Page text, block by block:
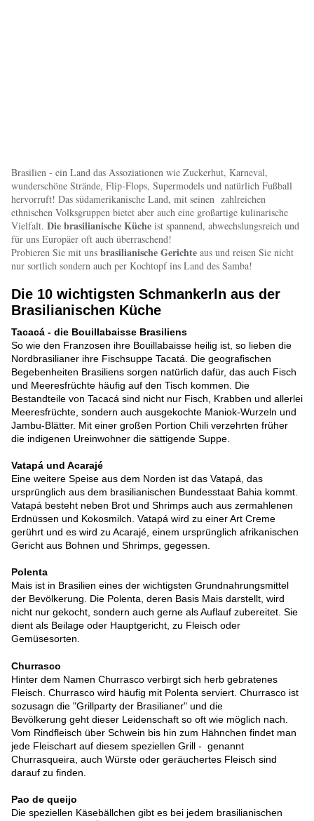
Brasilien - ein Land das Assoziationen wie Zuckerhut, Karneval,
wunderschöne Strände, Flip-Flops, Supermodels und natürlich Fußball
hervorruft! Das südamerikanische Land, mit seinen zahlreichen
ethnischen Volksgruppen bietet aber auch eine großartige kulinarische
Vielfalt. Die brasilianische Küche ist spannend, abwechslungsreich und
für uns Europäer oft auch überraschend!
Probieren Sie mit uns brasilianische Gerichte aus und reisen Sie nicht
nur sortlich sondern auch per Kochtopf ins Land des Samba!
Die 10 wichtigsten Schmankerln aus der
Brasilianischen Küche
Tacacá - die Bouillabaisse Brasiliens
So wie den Franzosen ihre Bouillabaisse heilig ist, so lieben die
Nordbrasilianer ihre Fischsuppe Tacatá. Die geografischen
Begebenheiten Brasiliens sorgen natürlich dafür, das auch Fisch
und Meeresfrüchte häufig auf den Tisch kommen. Die
Bestandteile von Tacacá sind nicht nur Fisch, Krabben und allerlei
Meeresfrüchte, sondern auch ausgekochte Maniok-Wurzeln und
Jambu-Blätter. Mit einer großen Portion Chili verzehrten früher
die indigenen Ureinwohner die sättigende Suppe.
Vatapá und Acarajé
Eine weitere Speise aus dem Norden ist das Vatapá, das
ursprünglich aus dem brasilianischen Bundesstaat Bahia kommt.
Vatapá besteht neben Brot und Shrimps auch aus zermahlenen
Erdnüssen und Kokosmilch. Vatapá wird zu einer Art Creme
gerührt und es wird zu Acarajé, einem ursprünglich afrikanischen
Gericht aus Bohnen und Shrimps, gegessen.
Polenta
Mais ist in Brasilien eines der wichtigsten Grundnahrungsmittel
der Bevölkerung. Die Polenta, deren Basis Mais darstellt, wird
nicht nur gekocht, sondern auch gerne als Auflauf zubereitet. Sie
dient als Beilage oder Hauptgericht, zu Fleisch oder
Gemüsesorten.
Churrasco
Hinter dem Namen Churrasco verbirgt sich herb gebratenes
Fleisch. Churrasco wird häufig mit Polenta serviert. Churrasco ist
sozusagn die "Grillparty der Brasilianer" und die
Bevölkerung geht dieser Leidenschaft so oft wie möglich nach.
Vom Rindfleisch über Schwein bis hin zum Hähnchen findet man
jede Fleischart auf diesem speziellen Grill - genannt
Churrasqueira, auch Würste oder geräuchertes Fleisch sind
darauf zu finden.
Pao de queijo
Die speziellen Käsebällchen gibt es bei jedem brasilianischen